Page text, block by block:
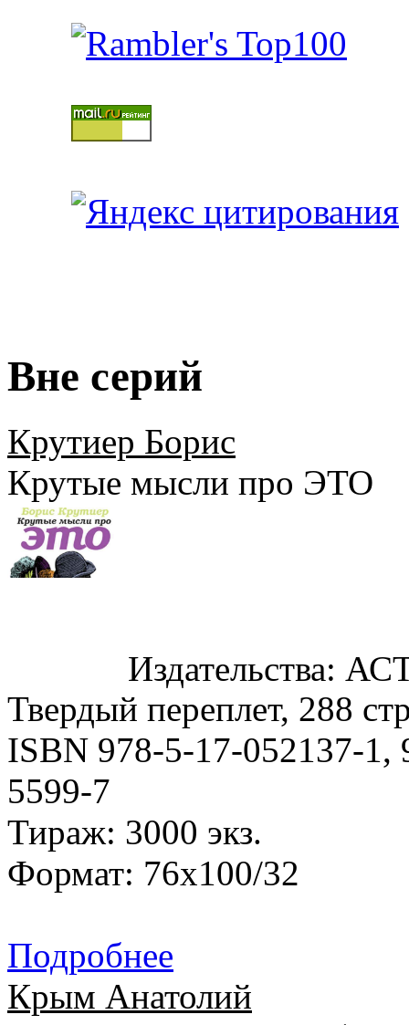
Вне серий
Крутиер Борис
Крутые мысли про ЭТО
Издательства:
Твердый переплет, 288
ISBN 978-5-17-052137-1,
5599-7
Тираж: 3000 экз.
Формат: 76x100/32
Подробнее
Крым Анатолий